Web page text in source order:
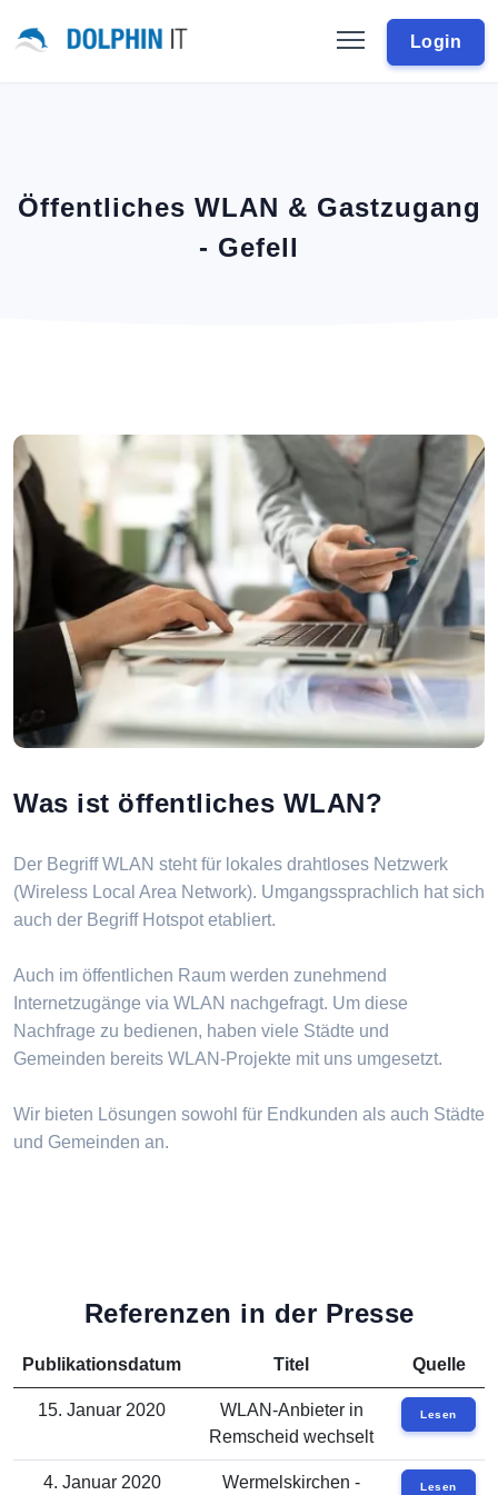
Login
Öffentliches WLAN & Gastzugang
- Gefell
Was ist öffentliches WLAN?
Der Begriff WLAN steht für lokales drahtloses Netzwerk
(Wireless Local Area Network). Umgangssprachlich hat sich
auch der Begriff Hotspot etabliert.
Auch im öffentlichen Raum werden zunehmend
Internetzugänge via WLAN nachgefragt. Um diese
Nachfrage zu bedienen, haben viele Städte und
Gemeinden bereits WLAN-Projekte mit uns umgesetzt.
Wir bieten Lösungen sowohl für Endkunden als auch Städte
und Gemeinden an.
Referenzen in der Presse
Publikationsdatum Titel Quelle
15. Januar 2020
WLAN-Anbieter in
Remscheid wechselt
Lesen
4. Januar 2020
Wermelskirchen -
Lesen